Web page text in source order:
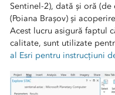
Sentinel-2), dată și oră
(Poiana Brașov) și
Acest lucru asigură faptul
calitate, sunt utilizate
al Esri pentru instrucțiuni